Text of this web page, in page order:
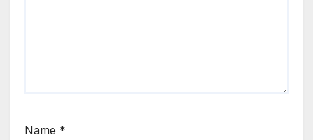
Name *